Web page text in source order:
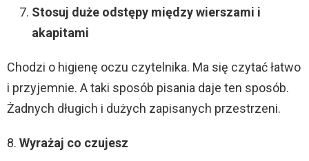
Stosuj duże odstępy między wierszami i
akapitami
Chodzi o higienę oczu czytelnika. Ma się czytać łatwo
i przyjemnie. A taki sposób pisania daje ten sposób.
Żadnych długich i dużych zapisanych przestrzeni.
8. Wyrażaj co czujesz